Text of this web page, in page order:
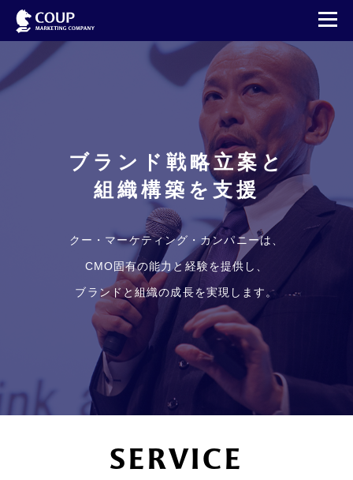
連載・寄稿・取材
お問い合わせ
English
ブランド戦略立案と
組織構築を支援
クー・マーケティング・カンパニーは、
CMO固有の能力と経験を提供し、
ブランドと組織の成長を実現します。
SERVICE